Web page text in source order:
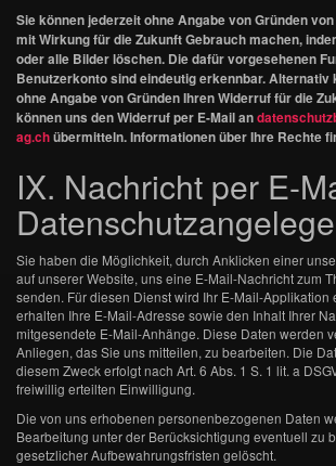
Sie können jederzeit ohne Angabe von Gründen
mit Wirkung für die Zukunft Gebrauch machen,
oder alle Bilder löschen. Die dafür vorgesehenen
Benutzerkonto sind eindeutig erkennbar. Alternativ
ohne Angabe von Gründen Ihren Widerruf für die
können uns den Widerruf per E-Mail an
ag.chübermitteln. Informationen über Ihre Rechte
IX. Nachricht per E-
Sie haben die Möglichkeit, durch Anklicken einer
auf unserer Website, uns eine E-Mail-Nachricht zum
senden. Für diesen Dienst wird Ihr E-Mail-Applikation
erhalten Ihre E-Mail-Adresse sowie den Inhalt Ihrer
mitgesendete E-Mail-Anhänge. Diese Daten werden
Anliegen, das Sie uns mitteilen, zu bearbeiten. Die
diesem Zweck erfolgt nach Art. 6 Abs. 1 S. 1 lit. a
freiwillig erteilten Einwilligung.
Die von uns erhobenen personenbezogenen Daten
Bearbeitung unter der Berücksichtigung eventuell zu
gesetzlicher Aufbewahrungsfristen gelöscht.